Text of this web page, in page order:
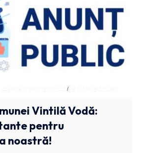
ANUNTURI BUZAU
Vintilă Vodă:
pentru
noastră!